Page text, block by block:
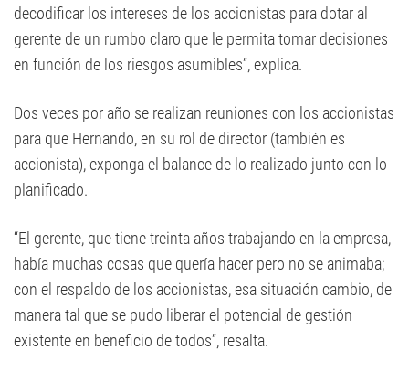
decodificar los intereses de los accionistas para dotar al
gerente de un rumbo claro que le permita tomar decisiones
en función de los riesgos asumibles”, explica.
Dos veces por año se realizan reuniones con los accionistas
para que Hernando, en su rol de director (también es
accionista), exponga el balance de lo realizado junto con lo
planificado.
“El gerente, que tiene treinta años trabajando en la empresa,
había muchas cosas que quería hacer pero no se animaba;
con el respaldo de los accionistas, esa situación cambio, de
manera tal que se pudo liberar el potencial de gestión
existente en beneficio de todos”, resalta.